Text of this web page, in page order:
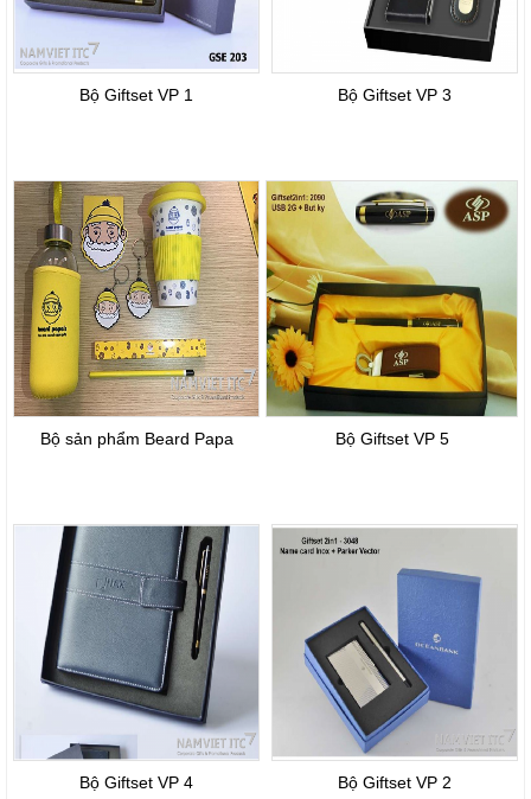
Bộ Giftset VP 1 Bộ Giftset VP 3
Bộ sản phẩm Beard Papa Bộ Giftset VP 5
Bộ Giftset VP 4 Bộ Giftset VP 2